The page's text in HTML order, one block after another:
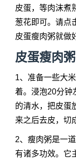
皮蛋，等肉沫煮
葱花即可。请点
皮蛋瘦肉粥就做
皮蛋瘦肉
1、准备一些大
着。浸泡20分钟
的清水，把皮蛋
来之后去皮，切
2、瘦肉粥是一
有诸多功效。它